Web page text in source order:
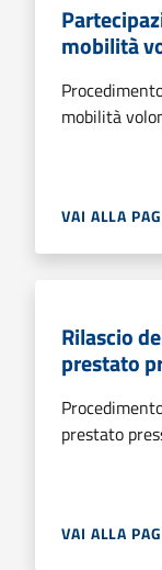
mobilità
mobilità
VAI ALLA
Rilascio
prestato
prestato
VAI ALLA